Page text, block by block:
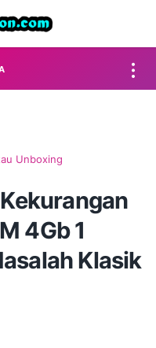
Unboxing
4Gb 1
Klasik